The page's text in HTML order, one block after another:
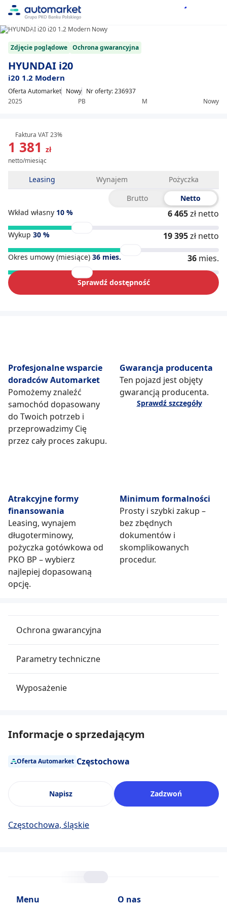
Zdjęcie poglądowe Ochrona gwarancyjna
HYUNDAI i20
i20 1.2 Modern
Oferta Automarket Nowy
2025
PB M Nowy
Nr oferty: 236937
1 381 zł
netto/miesiąc
Faktura VAT 23%
Leasing Wynajem
Pożyczka
Brutto
Netto
Wkład własny 10 % 6 465zł netto
Wykup 30 % 19 395zł netto
Okres umowy (miesiące) 36 mies. 36 mies.
Sprawdź dostępność
Profesjonalne wsparcie
doradców Automarket
Pomożemy znaleźć
samochód dopasowany
do Twoich potrzeb i
przeprowadzimy Cię
przez cały proces zakupu.
Gwarancja producenta
Ten pojazd jest objęty
gwarancją producenta.
Sprawdź szczegóły
Atrakcyjne formy
finansowania
Leasing, wynajem
długoterminowy,
pożyczka gotówkowa od
PKO BP – wybierz
najlepiej dopasowaną
opcję.
Minimum formalności
Prosty i szybki zakup –
bez zbędnych
dokumentów i
skomplikowanych
procedur.
Ochrona gwarancyjna
Parametry techniczne
Wyposażenie
Informacje o sprzedającym
Oferta Automarket Częstochowa
Napisz Zadzwoń
Częstochowa, śląskie
Menu O nas